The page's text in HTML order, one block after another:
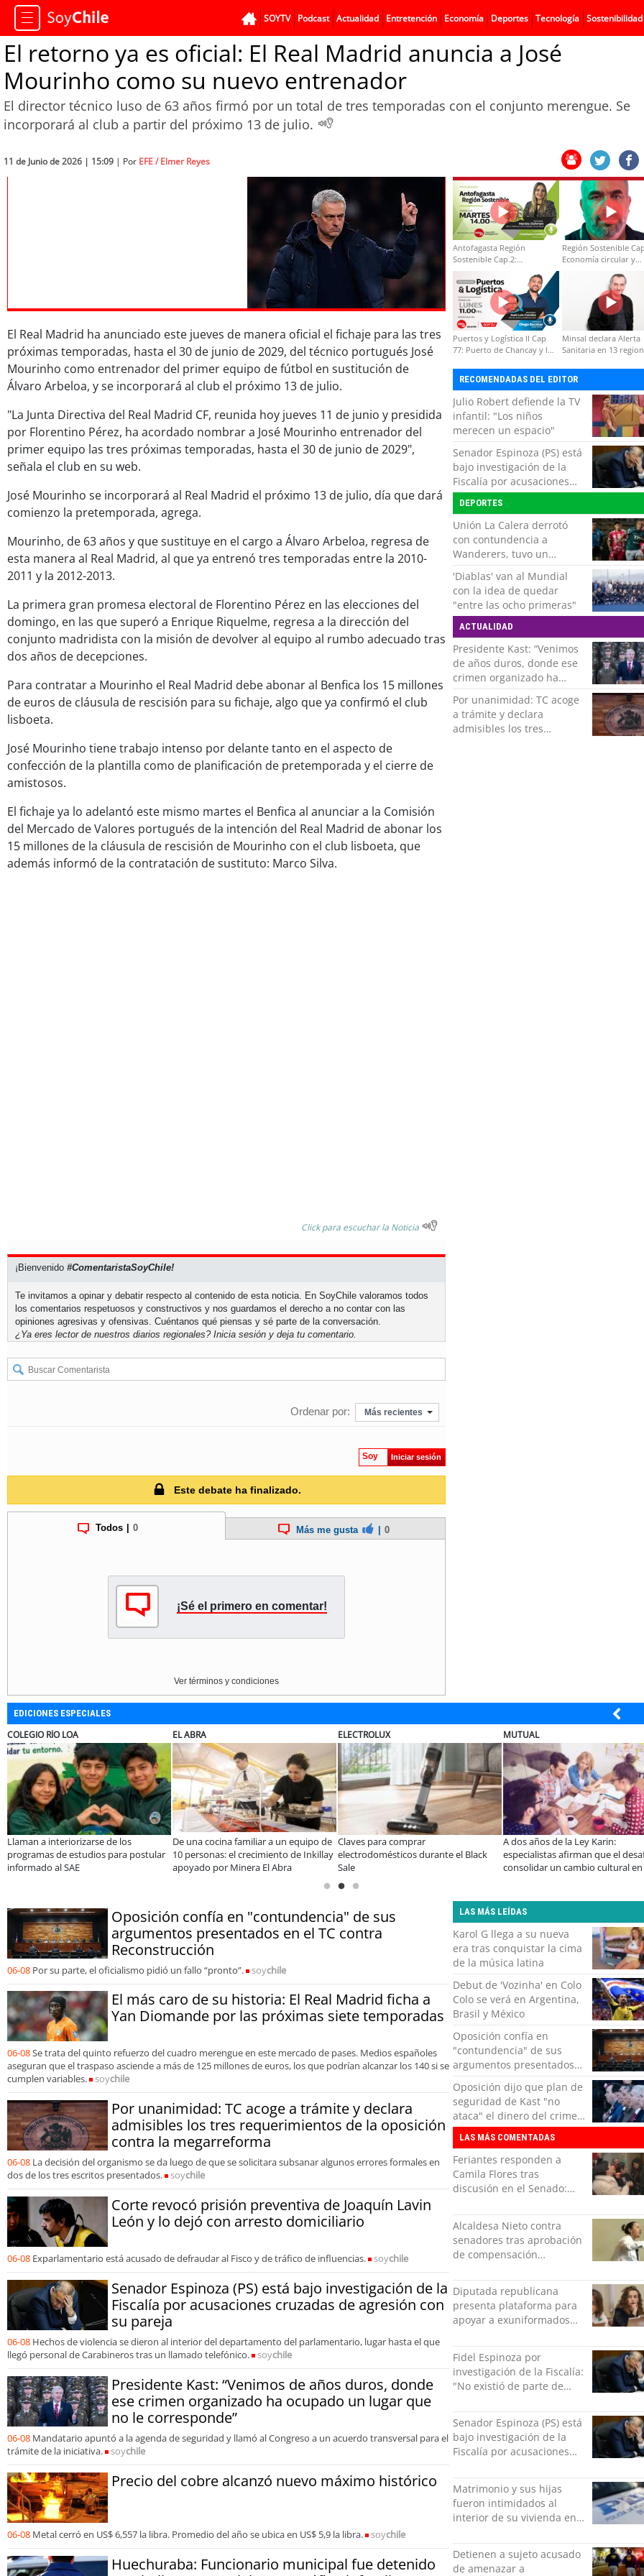
SOYTV Podcast Actualidad Entretención Economía Deportes Tecnología Sostenibilidad
El retorno ya es oficial: El Real Madrid anuncia a José
Mourinho como su nuevo entrenador
El director técnico luso de 63 años firmó por un total de tres temporadas con el conjunto merengue. Se
incorporará al club a partir del próximo 13 de julio.
11 de Junio de 2026 | 15:09 | Por EFE / Elmer Reyes
El Real Madrid ha anunciado este jueves de manera oficial el fichaje para las tres
próximas temporadas, hasta el 30 de junio de 2029, del técnico portugués José
Mourinho como entrenador del primer equipo de fútbol en sustitución de
Álvaro Arbeloa, y se incorporará al club el próximo 13 de julio.
"La Junta Directiva del Real Madrid CF, reunida hoy jueves 11 de junio y presidida
por Florentino Pérez, ha acordado nombrar a José Mourinho entrenador del
primer equipo las tres próximas temporadas, hasta el 30 de junio de 2029",
señala el club en su web.
José Mourinho se incorporará al Real Madrid el próximo 13 de julio, día que dará
comienzo la pretemporada, agrega.
Mourinho, de 63 años y que sustituye en el cargo a Álvaro Arbeloa, regresa de
esta manera al Real Madrid, al que ya entrenó tres temporadas entre la 2010-
2011 y la 2012-2013.
La primera gran promesa electoral de Florentino Pérez en las elecciones del
domingo, en las que superó a Enrique Riquelme, regresa a la dirección del
conjunto madridista con la misión de devolver al equipo al rumbo adecuado tras
dos años de decepciones.
Para contratar a Mourinho el Real Madrid debe abonar al Benfica los 15 millones
de euros de cláusula de rescisión para su fichaje, algo que ya confirmó el club
lisboeta.
José Mourinho tiene trabajo intenso por delante tanto en el aspecto de
confección de la plantilla como de planificación de pretemporada y el cierre de
amistosos.
El fichaje ya lo adelantó este mismo martes el Benfica al anunciar a la Comisión
del Mercado de Valores portugués de la intención del Real Madrid de abonar los
15 millones de la cláusula de rescisión de Mourinho con el club lisboeta, que
además informó de la contratación de sustituto: Marco Silva.
Click para escuchar la Noticia
¡Bienvenido #ComentaristaSoyChile!
Te invitamos a opinar y debatir respecto al contenido de esta noticia. En SoyChile valoramos todos
los comentarios respetuosos y constructivos y nos guardamos el derecho a no contar con las
opiniones agresivas y ofensivas. Cuéntanos qué piensas y sé parte de la conversación.
¿Ya eres lector de nuestros diarios regionales? Inicia sesión y deja tu comentario.
Ordenar por: Más recientes
Soy Iniciar sesión
Este debate ha finalizado.
Todos 0 Más me gusta 0
¡Sé el primero en comentar!
Ver términos y condiciones
Antofagasta Región
Sostenible Cap.2:
Educación ambiental y
formación de capacidades
técnicas
Región Sostenible
Economía circular y
Puertos y Logística II Cap
77: Puerto de Chancay y la
Minsal declara Alerta
Sanitaria en 13
RECOMENDADAS DEL EDITOR
Julio Robert defiende la TV
infantil: "Los niños
merecen un espacio"
Senador Espinoza (PS) está
bajo investigación de la
Fiscalía por acusaciones
cruzadas de agresión con
su pareja
DEPORTES
Unión La Calera derrotó
con contundencia a
Wanderers, tuvo un
respiro y clasificó en Copa
Chile
'Diablas' van al Mundial
con la idea de quedar
"entre las ocho primeras"
ACTUALIDAD
Presidente Kast: “Venimos
de años duros, donde ese
crimen organizado ha
ocupado un lugar que no
le corresponde”
Por unanimidad: TC acoge
a trámite y declara
admisibles los tres
EDICIONES ESPECIALES
COLEGIO RÍO LOA
Llaman a interiorizarse de los
programas de estudios para postular
informado al SAE
EL ABRA
De una cocina familiar a un equipo de
10 personas: el crecimiento de Inkillay
apoyado por Minera El Abra
ELECTROLUX
Claves para comprar
electrodomésticos durante el Black
Sale
MUTUAL
A dos años de la Ley Karin:
especialistas afirman que el
consolidar un cambio cultural en
Oposición confía en "contundencia" de sus
argumentos presentados en el TC contra
Reconstrucción
06-08 Por su parte, el oficialismo pidió un fallo “pronto”. soychile
El más caro de su historia: El Real Madrid ficha a
Yan Diomande por las próximas siete temporadas
06-08Se trata del quinto refuerzo del cuadro merengue en este mercado de pases. Medios españoles
aseguran que el traspaso asciende a más de 125 millones de euros, los que podrían alcanzar los 140 si se
cumplen variables.
soychile
Por unanimidad: TC acoge a trámite y declara
admisibles los tres requerimientos de la oposición
contra la megarreforma
06-08 La decisión del organismo se da luego de que se solicitara subsanar algunos errores formales en
dos de los tres escritos presentados.
soychile
Corte revocó prisión preventiva de Joaquín Lavin
León y lo dejó con arresto domiciliario
06-08 Exparlamentario está acusado de defraudar al Fisco y de tráfico de influencias. soychile
Senador Espinoza (PS) está bajo investigación de la
Fiscalía por acusaciones cruzadas de agresión con
su pareja
06-08 Hechos de violencia se dieron al interior del departamento del parlamentario, lugar hasta el que
llegó personal de Carabineros tras un llamado telefónico.
soychile
Presidente Kast: “Venimos de años duros, donde
ese crimen organizado ha ocupado un lugar que
no le corresponde”
06-08 Mandatario apuntó a la agenda de seguridad y llamó al Congreso a un acuerdo transversal para el
trámite de la iniciativa.
soychile
Precio del cobre alcanzó nuevo máximo histórico
06-08 Metal cerró en US$ 6,557 la libra. Promedio del año se ubica en US$ 5,9 la libra. soychile
Huechuraba: Funcionario municipal fue detenido
LAS MÁS LEÍDAS
Karol G llega a su nueva
era tras conquistar la cima
de la música latina
Debut de 'Vozinha' en Colo
Colo se verá en Argentina,
Brasil y México
Oposición confía en
"contundencia" de sus
argumentos presentados
en el TC contra
Reconstrucción
Oposición dijo que plan de
seguridad de Kast "no
ataca" el dinero del crimen
organizado
LAS MÁS COMENTADAS
Feriantes responden a
Camila Flores tras
discusión en el Senado:
orgullo”
Alcaldesa Nieto contra
senadores tras aprobación
de compensación
indolente"
Diputada republicana
presenta plataforma para
apoyar a exuniformados
social
Fidel Espinoza por
investigación de la Fiscalía:
"No existió de parte de
violencia física ni verbal"
Senador Espinoza (PS) está
bajo investigación de la
Fiscalía por acusaciones
su pareja
Matrimonio y sus hijas
fueron intimidados al
interior de su vivienda en
Detienen a sujeto acusado
de amenazar a